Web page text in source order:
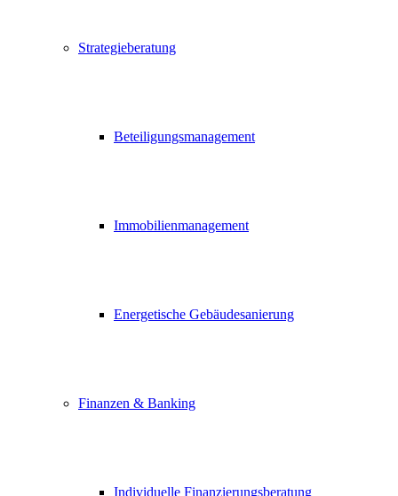
Strategieberatung
Beteiligungsmanagement
Immobilienmanagement
Energetische Gebäudesanierung
Finanzen & Banking
Individuelle Finanzierungsberatung